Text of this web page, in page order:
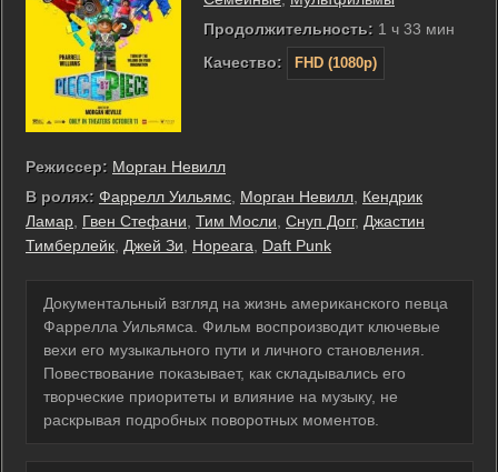
Продолжительность: 1 ч 33 мин
Качество:
FHD (1080p)
Режиссер: Морган Невилл
В ролях: Фаррелл Уильямс Морган Невилл Кендрик
Ламар Гвен Стефани Тим Мосли Снуп Догг, Джастин
Тимберлейк Джей Зи Нореага Daft Punk
Документальный взгляд на жизнь американского певца
Фаррелла Уильямса. Фильм воспроизводит ключевые
вехи его музыкального пути и личного становления.
Повествование показывает, как складывались его
творческие приоритеты и влияние на музыку, не
раскрывая подробных поворотных моментов.